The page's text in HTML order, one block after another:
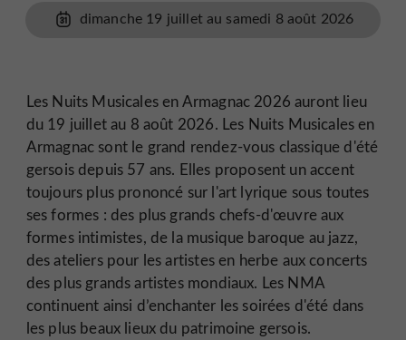
dimanche 19 juillet au samedi 8 août 2026
Les Nuits Musicales en Armagnac 2026 auront lieu
du 19 juillet au 8 août 2026. Les Nuits Musicales en
Armagnac sont le grand rendez-vous classique d'été
gersois depuis 57 ans. Elles proposent un accent
toujours plus prononcé sur l'art lyrique sous toutes
ses formes : des plus grands chefs-d'œuvre aux
formes intimistes, de la musique baroque au jazz,
des ateliers pour les artistes en herbe aux concerts
des plus grands artistes mondiaux. Les NMA
continuent ainsi d’enchanter les soirées d'été dans
les plus beaux lieux du patrimoine gersois.